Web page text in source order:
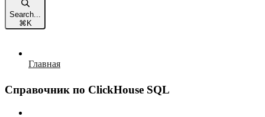
Search...
⌘ K
Главная
Справочник по ClickHouse SQL